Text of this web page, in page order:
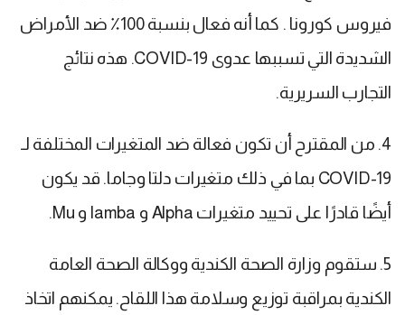
فيروس كورونا . كما أنه فعال بنسبة 100٪ ضد الأمراض
الشديدة التي تسببها عدوى COVID-19. هذه نتائج
التجارب السريرية.
4. من المقترح أن تكون فعالة ضد المتغيرات المختلفة لـ
COVID-19 بما في ذلك متغيرات دلتا وجاما. قد يكون
أيضًا قادرًا على تحييد متغيرات Alpha و lamba و Mu.
5. ستقوم وزارة الصحة الكندية ووكالة الصحة العامة
الكندية بمراقبة توزيع وسلامة هذا اللقاح. يمكنهم اتخاذ